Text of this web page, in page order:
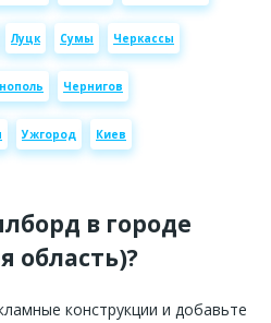
Луцк Сумы Черкассы
Чернигов
Ужгород Киев
в городе
область)?
конструкции и добавьте